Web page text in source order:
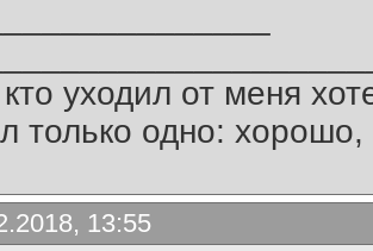
уходил от меня
только одно:
13:55